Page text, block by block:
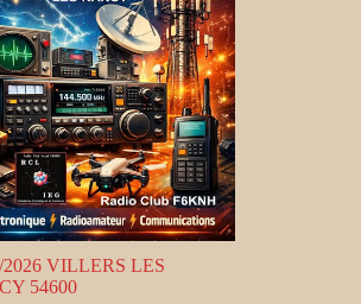
2026 VILLERS LES
54600